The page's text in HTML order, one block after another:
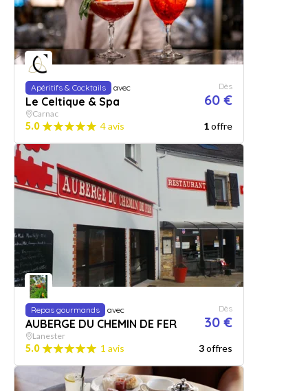
Apéritifs & Cocktails avec
Le Celtique & Spa
Dès
60 €
Carnac
5.0 4 avis 1offre
Repas gourmands avec
AUBERGE DU CHEMIN DE FER
Dès
30 €
Lanester
5.0 1 avis 3offres